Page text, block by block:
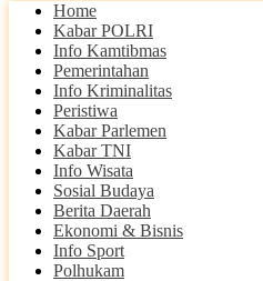
Home
Kabar POLRI
Info Kamtibmas
Pemerintahan
Info Kriminalitas
Peristiwa
Kabar Parlemen
Kabar TNI
Info Wisata
Sosial Budaya
Berita Daerah
Ekonomi & Bisnis
Info Sport
Polhukam